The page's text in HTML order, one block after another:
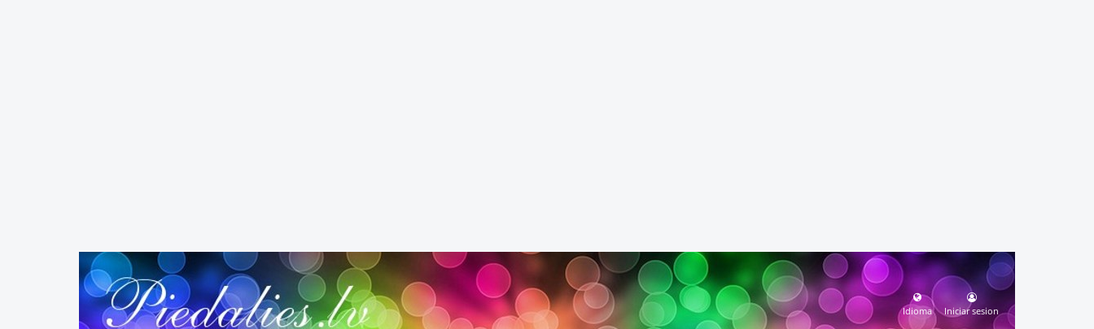
Idioma Iniciar sesion